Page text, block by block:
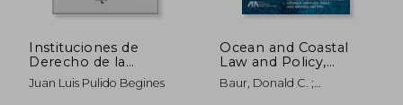
Instituciones de
Derecho de la
navegación marítima
(Derecho - Biblioteca
Juan Luis Pulido Begines
Ocean and Coastal
Law and Policy,
Second Edition (en
Inglés)
Baur, Donald C. ;